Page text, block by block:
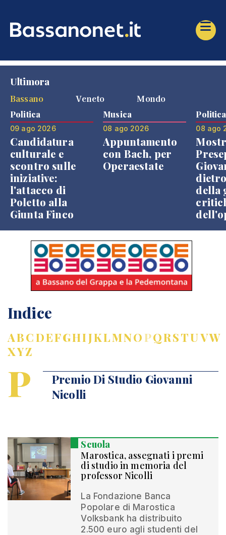
Ultimora
Bassano
Veneto Mondo
Politica
09 ago 2026
Candidatura
culturale e
scontro sulle
iniziative:
l'attacco di
Poletto alla
Giunta Finco
Musica
08 ago 2026
Appuntamento
con Bach, per
Operaestate
Politica
08 ago
della
Indice
ABCDEFGHIJKLMNOPQRSTUVW
XYZ
P
Premio Di Studio Giovanni
Nicolli
Scuola
Marostica, assegnati i premi
di studio in memoria del
professor Nicolli
La Fondazione Banca
Popolare di Marostica
Volksbank ha distribuito
2.500 euro agli studenti del